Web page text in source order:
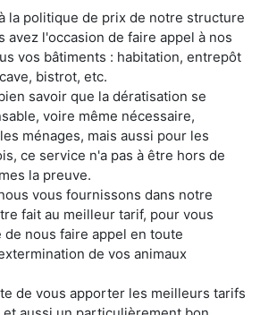
la politique de prix de notre structure
avez l'occasion de faire appel à nos
vos bâtiments : habitation, entrepôt
bistrot, etc.
savoir que la dératisation se
voire même nécessaire,
ménages, mais aussi pour les
ce service n'a pas à être hors de
la preuve.
vous fournissons dans notre
fait au meilleur tarif, pour vous
nous faire appel en toute
de vos animaux
de vous apporter les meilleurs tarifs